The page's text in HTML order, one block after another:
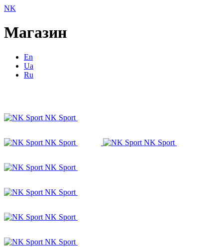
NK
Магазин
En
Ua
Ru
NK Sport
NK Sport NK Sport
NK Sport
NK Sport
NK Sport
NK Sport